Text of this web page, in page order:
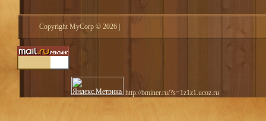
Copyright MyCorp © 2026
http://bminer.ru/?s=1z1z1.ucoz.ru